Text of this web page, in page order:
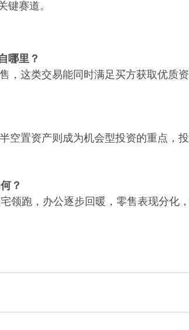
键赛道。
哪里？
，这类交易能同时满足买方获取优质
空置资产则成为机会型投资的重点，
？
领跑，办公逐步回暖，零售表现分化